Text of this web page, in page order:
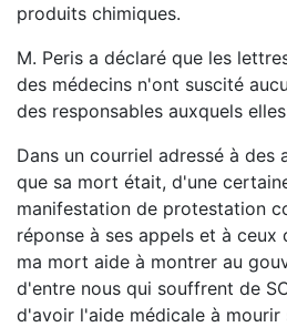
produits chimiques.
M. Peris a déclaré que les
des médecins n'ont suscité
des responsables auxquels
Dans un courriel adressé à des
que sa mort était, d'une
manifestation de protestation
réponse à ses appels et à ceux
ma mort aide à montrer au
d'entre nous qui souffrent de
d'avoir l'aide médicale à mourir